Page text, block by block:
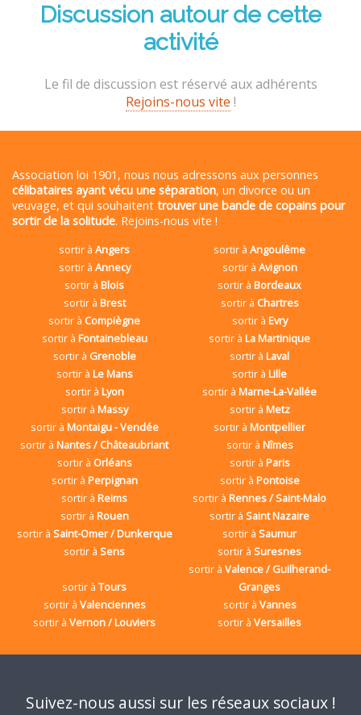
Discussion autour de cette
activité
Le fil de discussion est réservé aux adhérents
Rejoins-nous vite !
Association loi 1901, nous nous adressons aux personnes
célibataires ayant vécu une séparation, un divorce ou un
veuvage, et qui souhaitent trouver une bande de copains pour
sortir de la solitude. Rejoins-nous vite !
sortir àAngers sortir àAngoulême
sortir à Annecy sortir à Avignon
sortir àBlois sortir àBordeaux
sortir à Brest sortir à Chartres
sortir à Compiègne sortir à Evry
sortir à Fontainebleau sortir àLa Martinique
sortir à Grenoble sortir àLaval
sortir à Le Mans sortir àLille
sortir à Lyon sortir àMarne-La-Vallée
sortir à Massy sortir à Metz
sortir à Montaigu - Vendée sortir àMontpellier
sortir àNantes / Châteaubriant sortir à Nîmes
sortir à Orléans sortir à Paris
sortir à Perpignan sortir à Pontoise
sortir àReims sortir àRennes / Saint-Malo
sortir à Rouen sortir àSaint Nazaire
sortir à Saint-Omer / Dunkerque sortir àSaumur
sortir àSens sortir àSuresnes
sortir àTours
sortir àValence / Guilherand-
Granges
sortir à Valenciennes sortir à Vannes
sortir àVernon / Louviers sortir àVersailles
Suivez-nous aussi sur les réseaux sociaux !